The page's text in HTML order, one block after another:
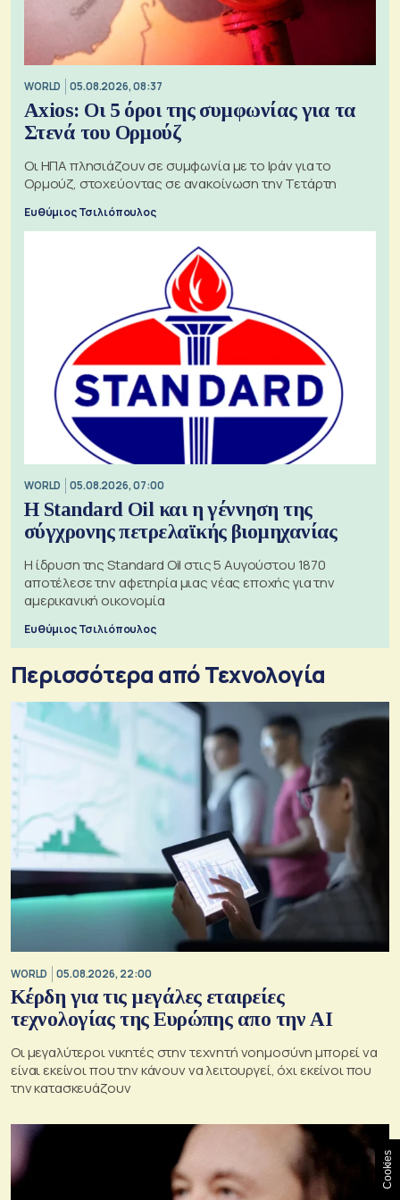
WORLD 05.08.2026, 08:37
Axios: Οι 5 όροι της συμφωνίας για τα
Στενά του Ορμούζ
Οι ΗΠΑ πλησιάζουν σε συμφωνία με το Ιράν για το
Ορμούζ, στοχεύοντας σε ανακοίνωση την Τετάρτη
Ευθύμιος Τσιλιόπουλος
WORLD 05.08.2026, 07:00
Η Standard Oil και η γέννηση της
σύγχρονης πετρελαϊκής βιομηχανίας
Η ίδρυση της Standard Oil στις 5 Αυγούστου 1870
αποτέλεσε την αφετηρία μιας νέας εποχής για την
αμερικανική οικονομία
Ευθύμιος Τσιλιόπουλος
Περισσότερα από Τεχνολογία
WORLD 05.08.2026, 22:00
Κέρδη για τις μεγάλες εταιρείες
τεχνολογίας της Ευρώπης απο την AI
Οι μεγαλύτεροι νικητές στην τεχνητή νοημοσύνη μπορεί να
είναι εκείνοι που την κάνουν να λειτουργεί, όχι εκείνοι που
την κατασκευάζουν
Cookies